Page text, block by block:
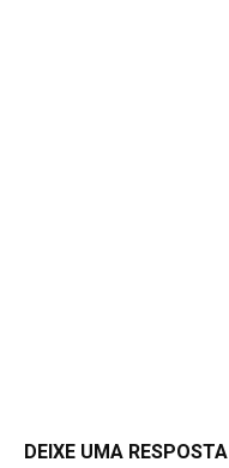
DEIXE UMA RESPOSTA